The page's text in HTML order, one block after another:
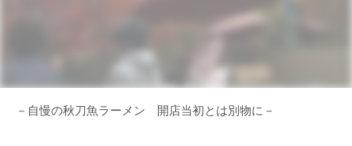
－自慢の秋刀魚ラーメン 開店当初とは別物に－